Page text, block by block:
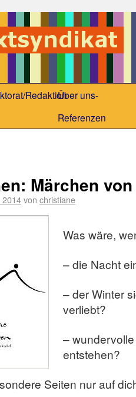
RedaktionÜber uns-
Referenzen
Märchen
2014von christiane
Was wäre,
– die Nacht
– der Winter
verliebt?
–
entstehen?
Seiten nur auf